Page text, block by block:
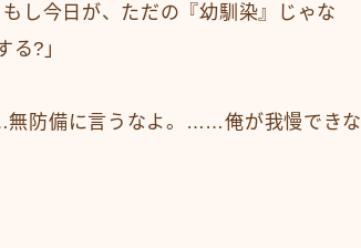
し今日が、ただの『幼馴染』じゃな
?」
防備に言うなよ。……俺が我慢できな